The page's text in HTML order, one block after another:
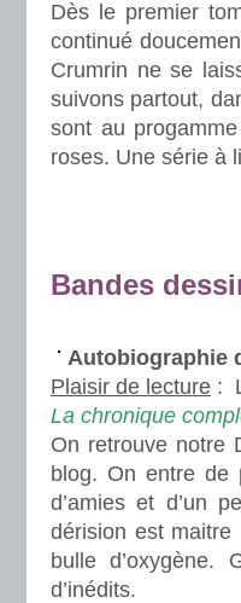
Dès le premier
continué
Crumrin ne se
suivons partout,
sont au
roses. Une série à
Bandes
Autobiographie
Plaisir de lecture :
La chronique
On retrouve notre
blog. On entre
d’amies et d’un
dérision est
bulle
d’inédits.